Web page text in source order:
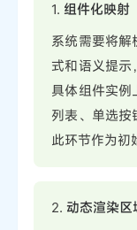
1. 组件化映射
系统需要将解
式和语义提示
具体组件实例
列表、单选按
此环节作为初
2. 动态渲染区